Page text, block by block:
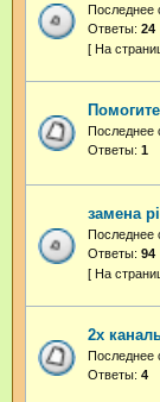
Последнее
Ответы: 24
Последнее
Ответы: 1
замена
Последнее
Ответы: 94
2х
Последнее
Ответы: 4